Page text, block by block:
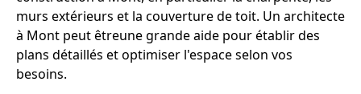
murs extérieurs et la couverture de toit. Un architecte
à Mont peut êtreune grande aide pour établir des
plans détaillés et optimiser l'espace selon vos
besoins.